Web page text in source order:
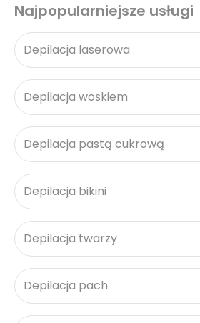
Najpopularniejsze usługi
Depilacja laserowa
Depilacja woskiem
Depilacja pastą cukrową
Depilacja bikini
Depilacja twarzy
Depilacja pach